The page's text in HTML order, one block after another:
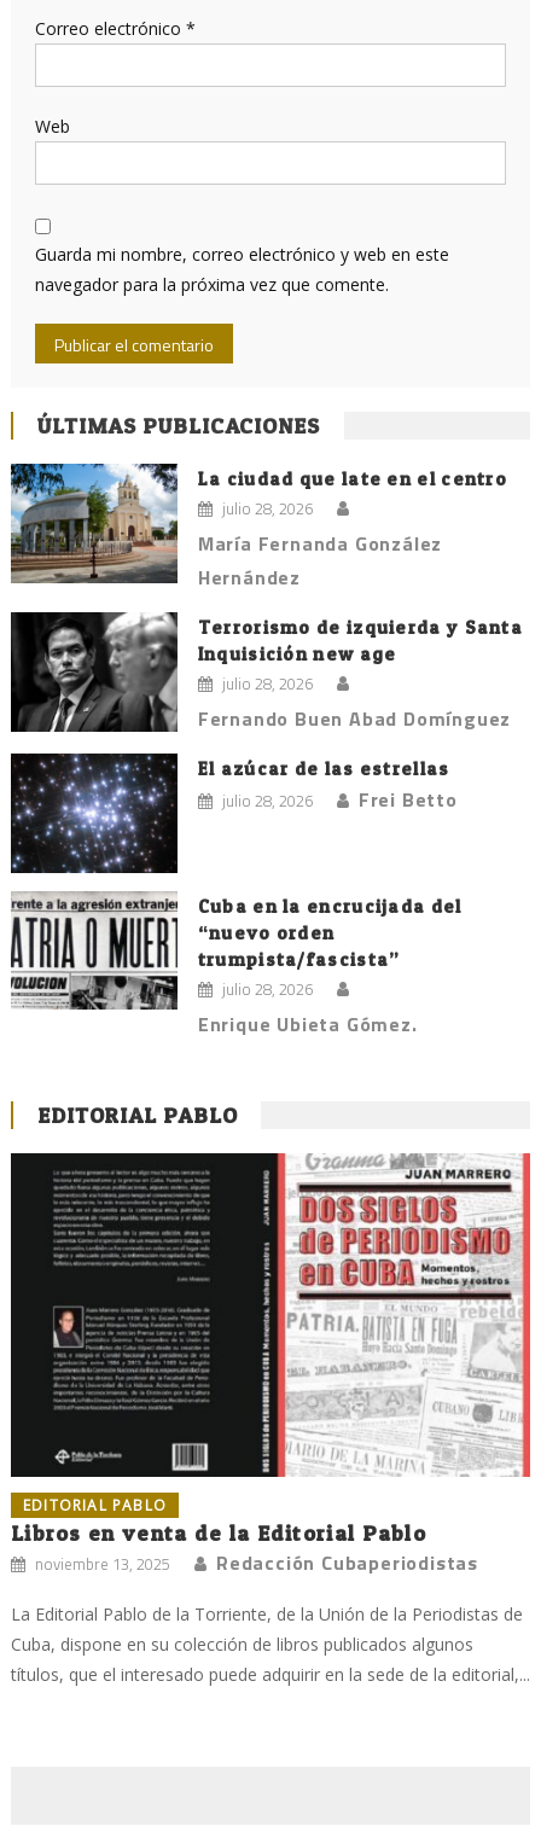
Correo electrónico *
Web
Guarda mi nombre, correo electrónico y web en este
navegador para la próxima vez que comente.
ÚLTIMAS PUBLICACIONES
La ciudad que late en el centro
julio 28, 2026
María Fernanda González
Hernández
Terrorismo de izquierda y Santa
Inquisición new age
julio 28, 2026
Fernando Buen Abad Domínguez
El azúcar de las estrellas
julio 28, 2026 Frei Betto
Cuba en la encrucijada del
“nuevo orden
trumpista/fascista”
julio 28, 2026
Enrique Ubieta Gómez.
EDITORIAL PABLO
EDITORIAL PABLO
Libros en venta de la Editorial Pablo
noviembre 13, 2025 Redacción Cubaperiodistas
La Editorial Pablo de la Torriente, de la Unión de la Periodistas de
Cuba, dispone en su colección de libros publicados algunos
títulos, que el interesado puede adquirir en la sede de la editorial,...